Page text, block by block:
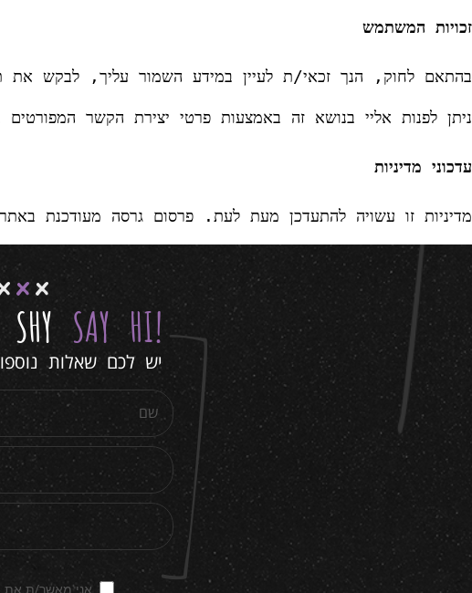
זכויות המשתמש
בהתאם לחוק, הנך זכאי/ת לעיין במידע השמור עליך, לבקש את
עדכוני מדיניות
מדיניות זו עשויה להתעדכן מעת לעת. פרסום גרסה מעודכנת
!
SAY HI
יש לכם שאלות
אני מאשר/ת את